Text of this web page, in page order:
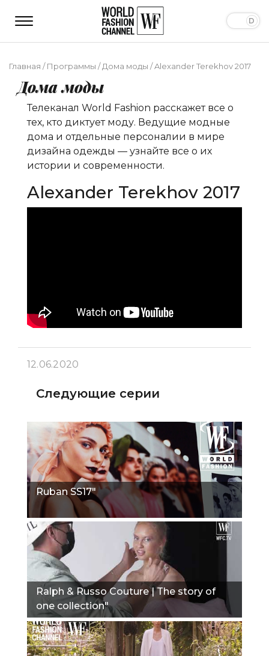
Главная /Программы /Дома моды /Alexander Terekhov 2017
Дома моды
Телеканал World Fashion расскажет все о
тех, кто диктует моду. Ведущие модные
дома и отдельные персоналии в мире
дизайна одежды — узнайте все о их
истории и современности.
Alexander Terekhov 2017
12.06.2020
Следующие серии
Ruban SS17"
Ralph & Russo Couture | The story of
one collection"